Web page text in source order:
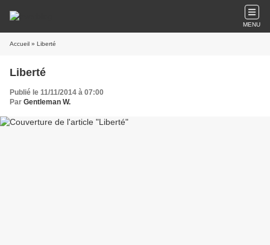
MENU
Accueil » Liberté
Liberté
Publié le 11/11/2014 à 07:00
Par Gentleman W.